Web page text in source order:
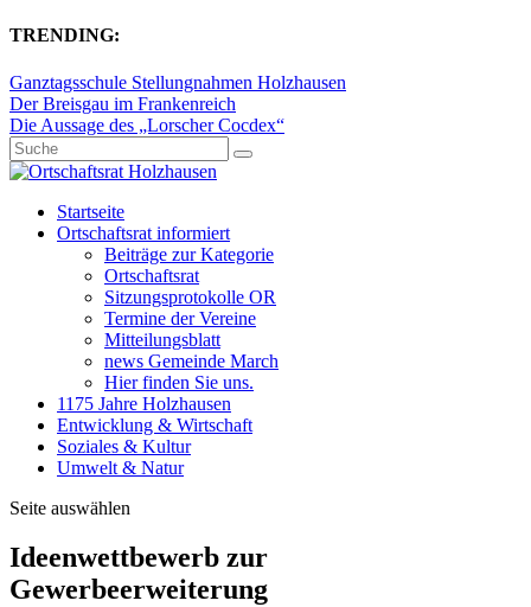
TRENDING:
Ganztagsschule Stellungnahmen Holzhausen
Der Breisgau im Frankenreich
Die Aussage des „Lorscher Cocdex“
Startseite
Ortschaftsrat informiert
Beiträge zur Kategorie
Ortschaftsrat
Sitzungsprotokolle OR
Termine der Vereine
Mitteilungsblatt
news Gemeinde March
Hier finden Sie uns.
1175 Jahre Holzhausen
Entwicklung & Wirtschaft
Soziales & Kultur
Umwelt & Natur
Seite auswählen
Ideenwettbewerb zur
Gewerbeerweiterung